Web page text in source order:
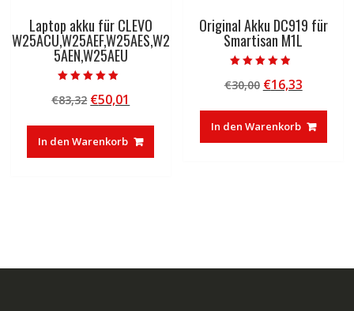
Laptop akku für CLEVO
W25ACU,W25AEF,W25AES,W2
5AEN,W25AEU
5.00
von 5
€83,32 Ursprünglicher
war:
€83,32
€50,01
ist:
€50,01.
In den Warenkorb
Original Akku DC919 für
Smartisan M1L
4.50
von 5
€30,00 Ursprünglicher
war:
€30,00
€16,33
ist:
€16,33.
In den Warenkorb